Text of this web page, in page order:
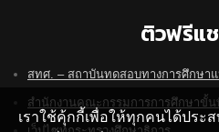
ติวฟรีแ
สทศ. – สถาบันทดสอบทางการศึกษา
สำนักงานคณะกรรมการการศึกษาขั้
เราใช้คุ้กกี้เพื่อให้ทุกคนได้ประ